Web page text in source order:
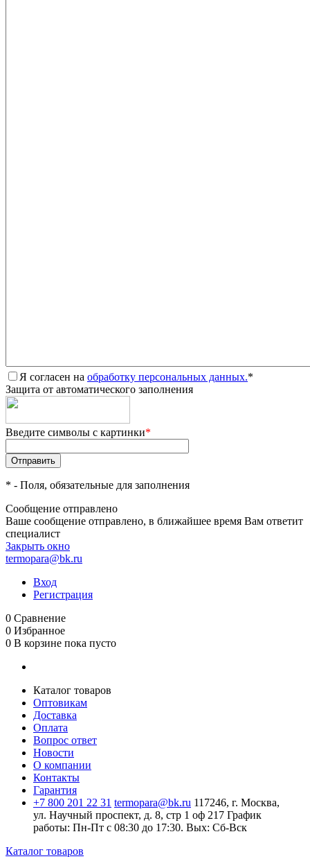
Я согласен на обработку персональных данных.*
Защита от автоматического заполнения
Введите символы с картинки*
* - Поля, обязательные для заполнения
Сообщение отправлено
Ваше сообщение отправлено, в ближайшее время Вам ответит
специалист
Закрыть окно
termopara@bk.ru
Вход
Регистрация
0 Сравнение
0 Избранное
0 В корзине пока пусто
Каталог товаров
Оптовикам
Доставка
Оплата
Вопрос ответ
Новости
О компании
Контакты
Гарантия
+7 800 201 22 31 termopara@bk.ru 117246, г. Москва,
ул. Научный проспект, д. 8, стр 1 оф 217 График
работы: Пн‑Пт с 08:30 до 17:30. Вых: Сб‑Вск
Каталог товаров